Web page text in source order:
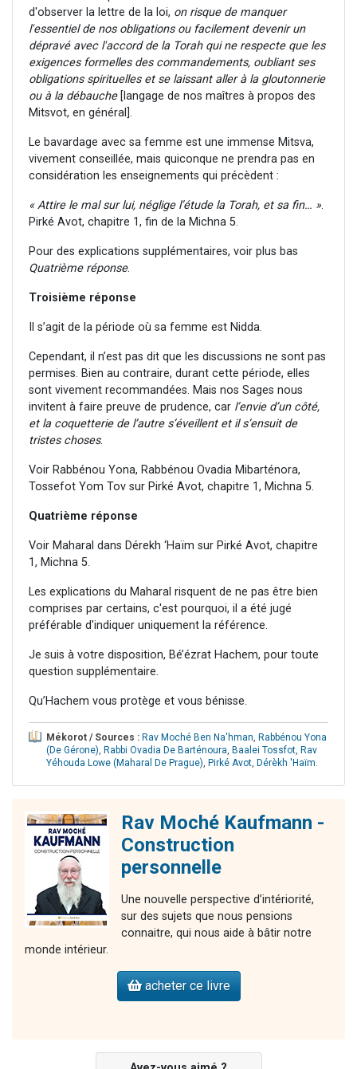
d'observer la lettre de la loi, on risque de manquer
l'essentiel de nos obligations ou facilement devenir un
dépravé avec l'accord de la Torah qui ne respecte que les
exigences formelles des commandements, oubliant ses
obligations spirituelles et se laissant aller à la gloutonnerie
ou à la débauche[langage de nos maîtres à propos des
Mitsvot, en général].
Le bavardage avec sa femme est une immense Mitsva,
vivement conseillée, mais quiconque ne prendra pas en
considération les enseignements qui précèdent :
« Attire le mal sur lui, néglige l’étude la Torah, et sa fin… ».
Pirké Avot, chapitre 1, fin de la Michna 5.
Pour des explications supplémentaires, voir plus bas
Quatrième réponse.
Troisième réponse
Il s’agit de la période où sa femme est Nidda.
Cependant, il n’est pas dit que les discussions ne sont pas
permises. Bien au contraire, durant cette période, elles
sont vivement recommandées. Mais nos Sages nous
invitent à faire preuve de prudence, car l’envie d’un côté,
et la coquetterie de l’autre s’éveillent et il s’ensuit de
tristes choses.
Voir Rabbénou Yona, Rabbénou Ovadia Mibarténora,
Tossefot Yom Tov sur Pirké Avot, chapitre 1, Michna 5.
Quatrième réponse
Voir Maharal dans Dérekh ‘Haïm sur Pirké Avot, chapitre
1, Michna 5.
Les explications du Maharal risquent de ne pas être bien
comprises par certains, c'est pourquoi, il a été jugé
préférable d'indiquer uniquement la référence.
Je suis à votre disposition, Bé’ézrat Hachem, pour toute
question supplémentaire.
Qu’Hachem vous protège et vous bénisse.
Mékorot / Sources : Rav Moché Ben Na'hman, Rabbénou Yona
(De Gérone), Rabbi Ovadia De Barténoura, Baalei Tossfot, Rav
Yéhouda Lowe (Maharal De Prague), Pirké Avot, Dérèkh 'Haïm.
Rav Moché Kaufmann -
Construction
personnelle
Une nouvelle perspective d’intériorité,
sur des sujets que nous pensions
connaitre, qui nous aide à bâtir notre
monde intérieur.
acheter ce livre